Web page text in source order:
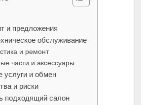
и предложения
обслуживание
и ремонт
части и аксессуары
услуги и обмен
и риски
подходящий салон